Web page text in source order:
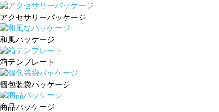
アクセサリーパッケージ
和風パッケージ
箱テンプレート
個包装袋パッケージ
商品パッケージ